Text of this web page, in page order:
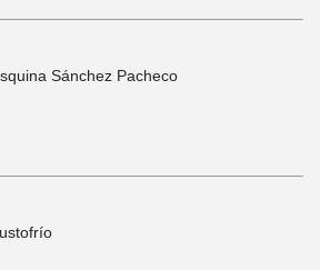
Sánchez Pacheco